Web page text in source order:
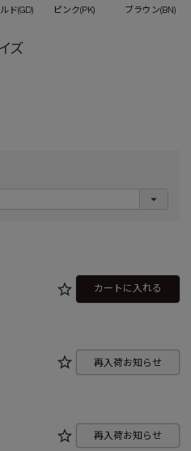
ド(GD) ピンク(PK) ブラウン(BN)
ズ
カートに入れる
再入荷お知らせ
再入荷お知らせ